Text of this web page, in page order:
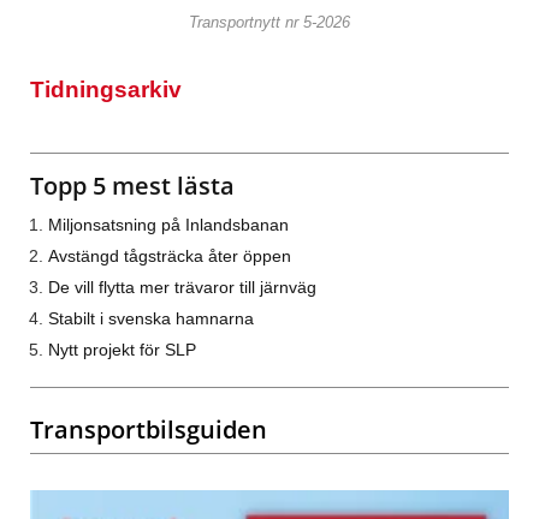
Transportnytt nr 5-2026
Tidningsarkiv
Topp 5 mest lästa
Miljonsatsning på Inlandsbanan
Avstängd tågsträcka åter öppen
De vill flytta mer trävaror till järnväg
Stabilt i svenska hamnarna
Nytt projekt för SLP
Transportbilsguiden